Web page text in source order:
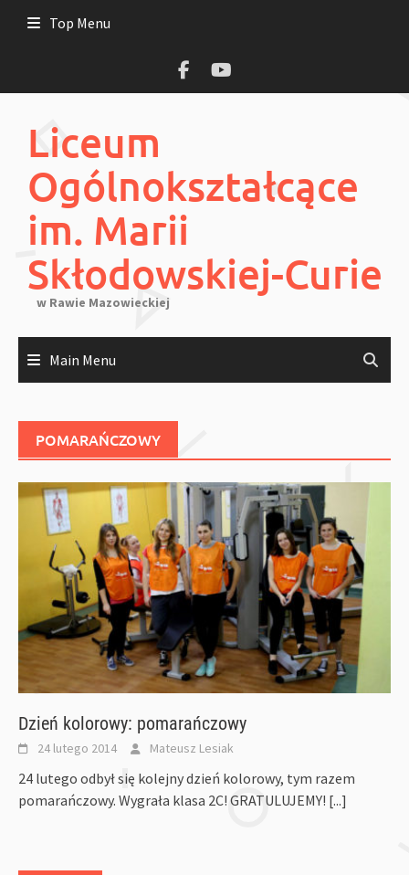
Top Menu
Liceum
Ogólnokształcące
im. Marii
Skłodowskiej-Curie
w Rawie Mazowieckiej
Main Menu
POMARAŃCZOWY
Dzień kolorowy: pomarańczowy
24 lutego 2014 Mateusz Lesiak
24 lutego odbył się kolejny dzień kolorowy, tym razem
pomarańczowy. Wygrała klasa 2C! GRATULUJEMY! [...]